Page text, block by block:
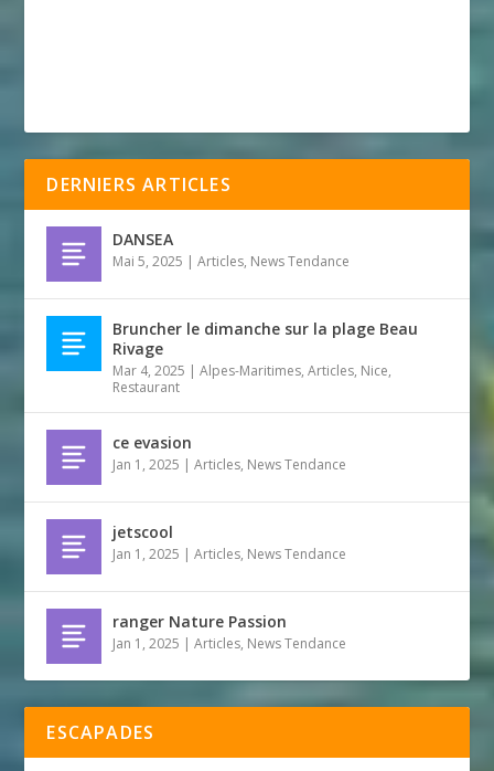
DERNIERS ARTICLES
DANSEA
Mai 5, 2025 |Articles, News Tendance
Bruncher le dimanche sur la plage Beau
Rivage
Mar 4, 2025 |Alpes-Maritimes,Articles, Nice,
Restaurant
ce evasion
Jan 1, 2025 |Articles, News Tendance
jetscool
Jan 1, 2025 |Articles, News Tendance
ranger Nature Passion
Jan 1, 2025 |Articles, News Tendance
ESCAPADES